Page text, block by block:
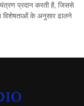
प्रदान करती है, जिससे
विशेषताओं के अनुसार ढालने